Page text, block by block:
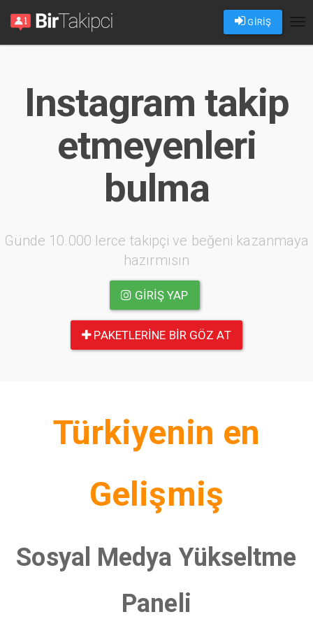
GİRİŞ
Instagram takip
etmeyenleri
bulma
Günde 10.000 lerce takipçi ve beğeni kazanmaya
hazırmısın
GIRIŞ YAP
PAKETLERINE BIR GÖZ AT
Türkiyenin en
Gelişmiş
Sosyal Medya Yükseltme
Paneli